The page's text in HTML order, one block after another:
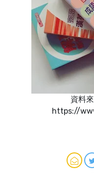
資料
https://